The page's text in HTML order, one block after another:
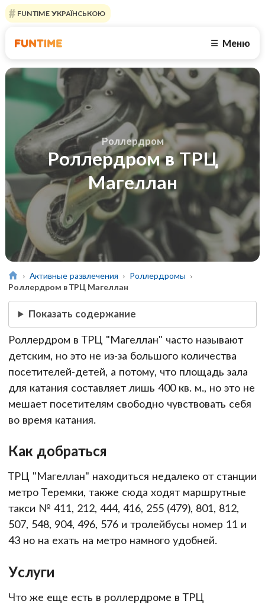
FUNTIME УКРАЇНСЬКОЮ
☰ Меню
Роллердром
Роллердром в ТРЦ
Магеллан
Активные развлечения
Роллердромы
Роллердром в ТРЦ Магеллан
Показать содержание
Роллердром в ТРЦ "Магеллан" часто называют
детским, но это не из-за большого количества
посетителей-детей, а потому, что площадь зала
для катания составляет лишь 400 кв. м., но это не
мешает посетителям свободно чувствовать себя
во время катания.
Как добраться
ТРЦ "Магеллан" находиться недалеко от станции
метро Теремки, также сюда ходят маршрутные
такси № 411, 212, 444, 416, 255 (479), 801, 812,
507, 548, 904, 496, 576 и тролейбусы номер 11 и
43 но на ехать на метро намного удобней.
Услуги
Что же еще есть в роллердроме в ТРЦ